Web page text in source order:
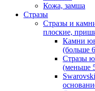
Кожа, замша
Стразы
Стразы и
плоские,
Камни
(больше
Стразы
(меньше